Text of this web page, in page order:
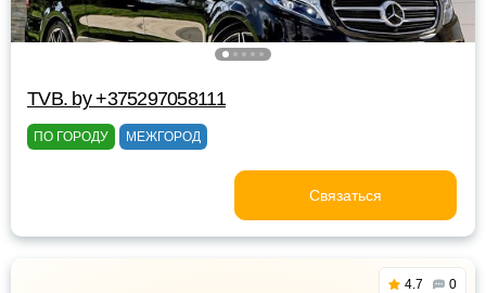
TVB. by +375297058111
ПО ГОРОДУ МЕЖГОРОД
Связаться
4.7 0